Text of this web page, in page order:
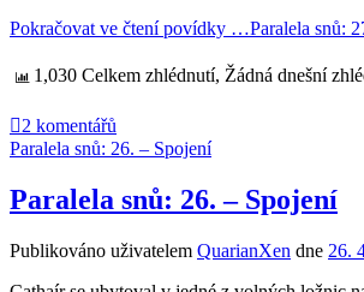
Pokračovat ve čtení povídky …Paralela snů:
1,030 Celkem zhlédnutí, Žádná dnešní
2 komentářů
Paralela snů: 26. – Spojení
Paralela snů: 26. – Spojení
Publikováno uživatelem QuarianXen dne 26.